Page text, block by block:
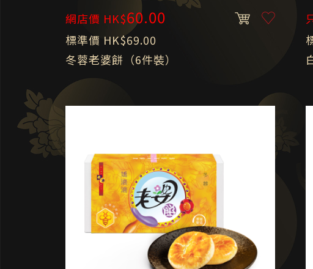
網店價 HK$60.00
標準價 HK$69.00
冬蓉老婆餅（6件裝）